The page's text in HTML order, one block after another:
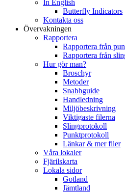
In English
Butterfly Indicators
Kontakta oss
Övervakningen
Rapportera
Rapportera från
Rapportera från
Hur gör man?
Broschyr
Metoder
Snabbguide
Handledning
Miljöbeskrivning
Viktigaste filerna
Slingprotokoll
Punktprotokoll
Länkar & mer filer
Våra lokaler
Fjärilskarta
Lokala sidor
Gotland
Jämtland